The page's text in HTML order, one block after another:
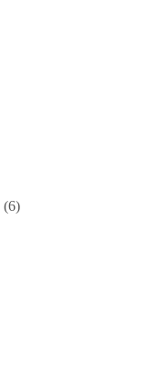
(6)